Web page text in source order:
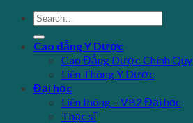
Cao đẳng Y Dược
Cao Đẳng Dược Chính Quy
Liên Thông Y Dược
Đại học
Liên thông – VB2 Đại học
Thạc sĩ